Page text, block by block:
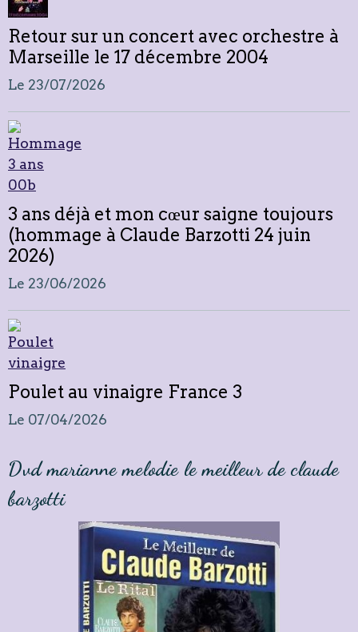
Retour sur un concert avec orchestre à
Marseille le 17 décembre 2004
Le 23/07/2026
3 ans déjà et mon cœur saigne toujours
(hommage à Claude Barzotti 24 juin
2026)
Le 23/06/2026
Poulet au vinaigre France 3
Le 07/04/2026
Dvd marianne melodie le meilleur de claude
barzotti